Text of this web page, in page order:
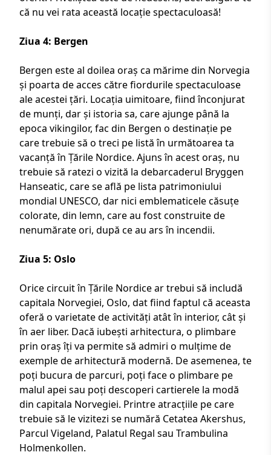
că nu vei rata această locație spectaculoasă!
Ziua 4: Bergen
Bergen este al doilea oraș ca mărime din Norvegia
și poarta de acces către fiordurile spectaculoase
ale acestei țări. Locația uimitoare, fiind înconjurat
de munți, dar și istoria sa, care ajunge până la
epoca vikingilor, fac din Bergen o destinație pe
care trebuie să o treci pe listă în următoarea ta
vacanță în Țările Nordice. Ajuns în acest oraș, nu
trebuie să ratezi o vizită la debarcaderul Bryggen
Hanseatic, care se află pe lista patrimoniului
mondial UNESCO, dar nici emblematicele căsuțe
colorate, din lemn, care au fost construite de
nenumărate ori, după ce au ars în incendii.
Ziua 5: Oslo
Oricecircuit în Țările Nordicear trebui să includă
capitala Norvegiei, Oslo, dat fiind faptul că aceasta
oferă o varietate de activități atât în interior, cât și
în aer liber. Dacă iubești arhitectura, o plimbare
prin oraș îți va permite să admiri o mulțime de
exemple de arhitectură modernă. De asemenea, te
poți bucura de parcuri, poți face o plimbare pe
malul apei sau poți descoperi cartierele la modă
din capitala Norvegiei. Printre atracțiile pe care
trebuie să le vizitezi se numără Cetatea Akershus,
Parcul Vigeland, Palatul Regal sau Trambulina
Holmenkollen.